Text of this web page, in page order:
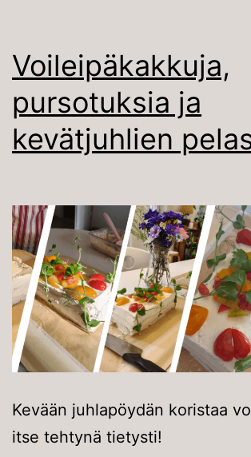
Voileipäkakkuja,
pursotuksia ja
kevätjuhlien
Kevään juhlapöydän koristaa
itse tehtynä tietysti!